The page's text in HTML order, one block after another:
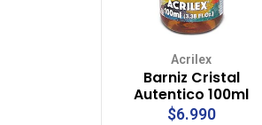
Acrilex
Barniz Cristal
Autentico 100ml
$6.990